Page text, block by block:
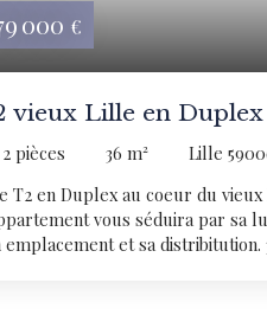
000 €
vieux Lille en Duplex
2pièces 36m²
Lille
T2 en Duplex au coeur du
vous séduira par sa
emplacement et sa distribitution.